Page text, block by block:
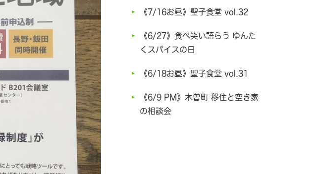
《7/16お昼》聖子食堂 vol.32
《6/27》食べ笑い語らう ゆんた
くスパイスの日
《6/18お昼》聖子食堂 vol.31
《6/9 PM》木曽町 移住と空き家
の相談会